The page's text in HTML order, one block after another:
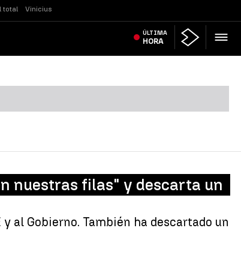
total Vinicius
ÚLTIMA
HORA
nuestras filas" y descarta un
al Gobierno. También ha descartado un